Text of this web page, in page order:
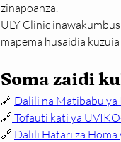
zinapoanza.
ULY Clinic
mapema husaidia
Soma zaidi
🔗 Dalili na Matibabu ya
🔗 Tofauti kati ya
🔗 Dalili Hatari za Homa